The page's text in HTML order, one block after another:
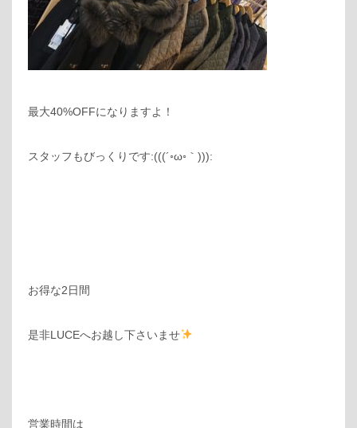
最大40%OFFになりますよ！
スタッフもびっくりです:(((´◦ω◦｀))):
お得な2日間
是非LUCEへお越し下さいませ
営業時間は